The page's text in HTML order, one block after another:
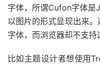
字体，所谓Cufon字体是
以图片的形式显现出来
字体，而浏览器却不支持
比如主题设计者想使用